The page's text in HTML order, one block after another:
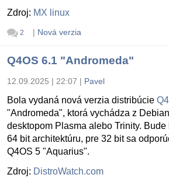
Zdroj: MX linux
2 | Nová verzia
Q4OS 6.1 "Andromeda"
12.09.2025 | 22:07 | Pavel
Bola vydaná nová verzia distribúcie
"Andromeda", ktorá vychádza z
desktopom Plasma alebo Trinity.
64 bit architektúru, pre 32 bit sa
Q4OS 5 "Aquarius".
Zdroj: DistroWatch.com